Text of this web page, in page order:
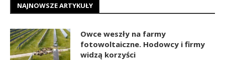
NAJNOWSZE ARTYKUŁY
Owce weszły na farmy
fotowoltaiczne. Hodowcy i firmy
widzą korzyści